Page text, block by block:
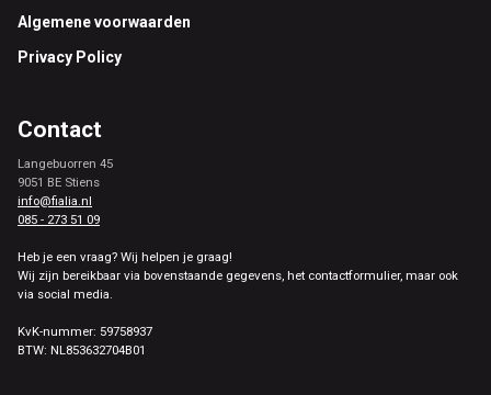
Footer
Algemene voorwaarden
Privacy Policy
Contact
Langebuorren 45
9051 BE Stiens
info@fialia.nl
085 - 273 51 09
Heb je een vraag? Wij helpen je graag!
Wij zijn bereikbaar via bovenstaande gegevens, het contactformulier, maar ook
via social media.
KvK-nummer: 59758937
BTW: NL853632704B01